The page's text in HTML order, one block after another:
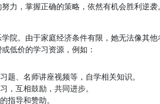
力，掌握正确的策略，依然有机会胜利逆袭
院。由于家庭经济条件有限，她无法像其他
低价的学习资源，例如：
题、名师讲座视频等，自学相关知识。
，互相鼓励，共同进步。
指导和赞助。